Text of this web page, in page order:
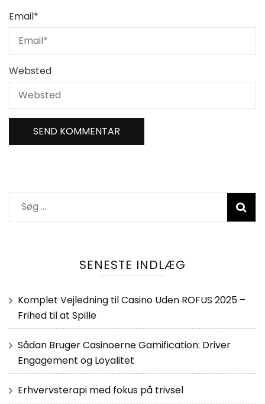
Email*
Websted
Søg
efter:
SENESTE INDLÆG
Komplet Vejledning til Casino Uden ROFUS 2025 –
Frihed til at Spille
Sådan Bruger Casinoerne Gamification: Driver
Engagement og Loyalitet
Erhvervsterapi med fokus på trivsel